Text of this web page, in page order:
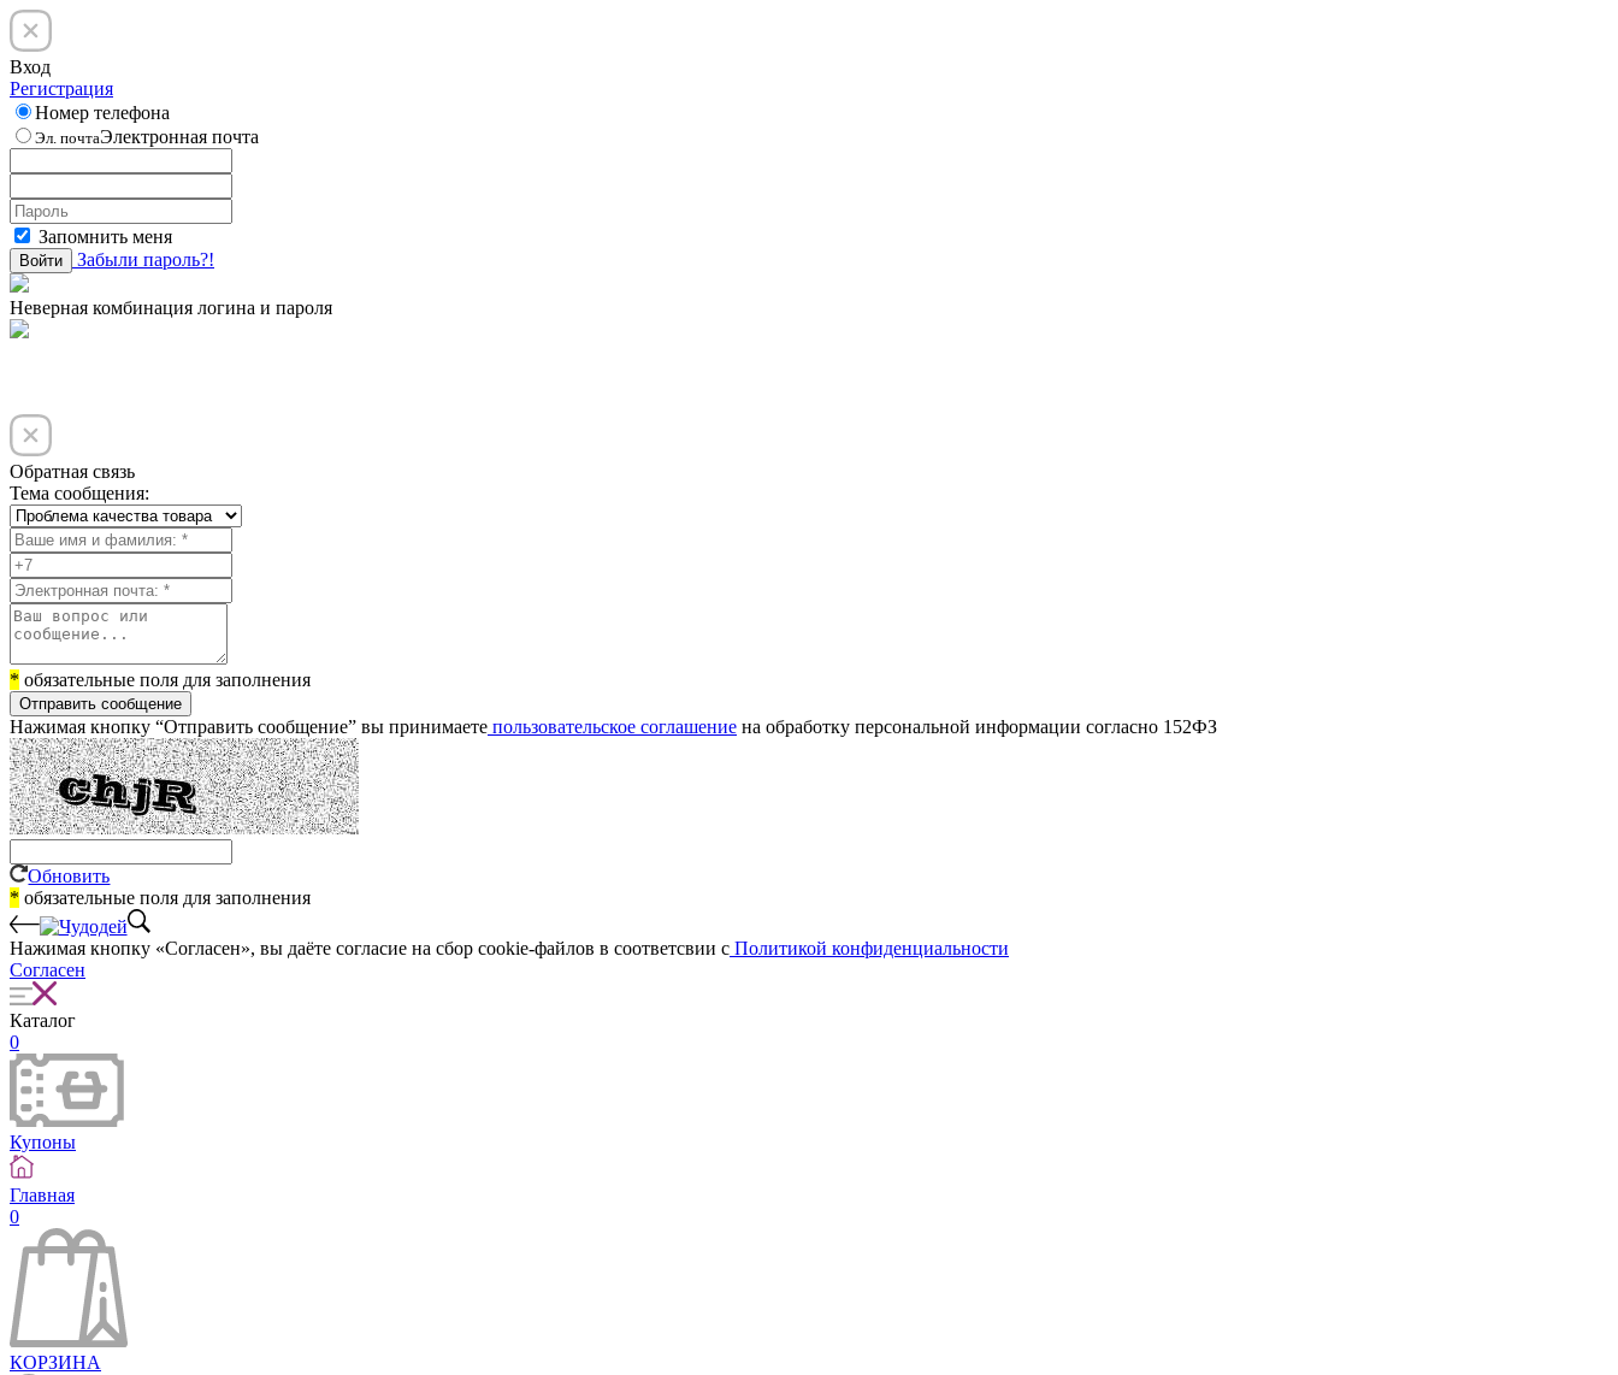
Вход
Регистрация
Номер телефона
Эл. почтаЭлектронная почта
Запомнить меня
Войти Забыли пароль?!
Неверная комбинация логина и пароля
Обратная связь
Тема сообщения:
* обязательные поля для заполнения
Отправить сообщение
Нажимая кнопку “Отправить сообщение” вы принимаете пользовательское соглашение на обработку персональной информации согласно 152ФЗ
Обновить
* обязательные поля для заполнения
Нажимая кнопку «Согласен», вы даёте cогласие на сбор cookie-файлов в соответсвии с Политикой конфиденциальности
Согласен
Каталог
0
Купоны
Главная
0
КОРЗИНА